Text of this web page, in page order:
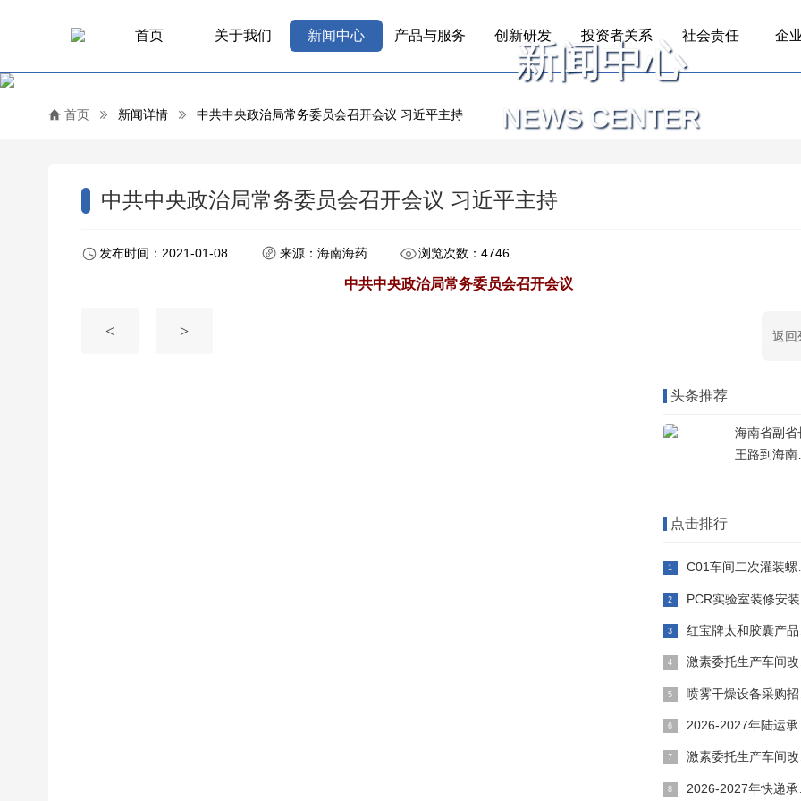
首页 关于我们 新闻中心 产品与服务 创新研发 投资者关系 社会责任 企
新闻中心
NEWS CENTER
首页 新闻详情 中共中央政治局常务委员会召开会议 习近平主持
中共中央政治局常务委员会召开会议 习近平主持
发布时间：2021-01-08 来源：海南海药 浏览次数：4746
中共中央政治局常务委员会召开会议
< > 返回
头条推荐
海南省副省
王路到海南
点击排行
C01车间二次灌装螺杆分装机及附属设备采购安装招标公告
PCR实验室装修安装工程招标公告
红宝牌太和胶囊产品策划咨询项目招标公告
激素委托生产车间改造工程招标公告
喷雾干燥设备采购招标公告
2026-2027年陆运承运商中标结果公告
激素委托生产车间改造工程招标截止时间延期公告
2026-2027年快递承运商中标结果公告